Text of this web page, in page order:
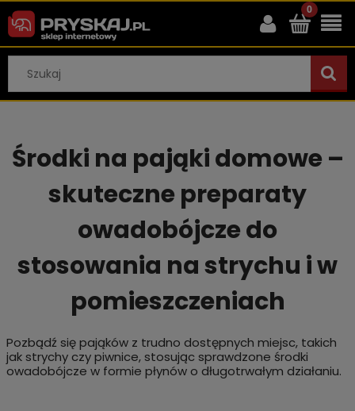
Środki na pająki domowe –
skuteczne preparaty
owadobójcze do
stosowania na strychu i w
pomieszczeniach
Pozbądź się pająków z trudno dostępnych miejsc, takich
jak strychy czy piwnice, stosując sprawdzone środki
owadobójcze w formie płynów o długotrwałym działaniu.